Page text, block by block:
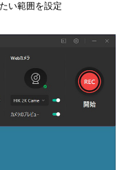
い範囲を設定